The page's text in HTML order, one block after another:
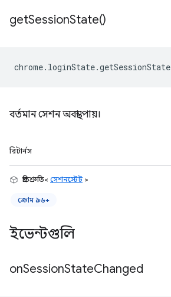
getSessionState()
chrome. loginState.getSessionState
বর্তমান সেশন অবস্থা পায়।
রিটার্নস
প্রতিশ্রুতি< সেশনস্টেট >
ক্রোম ৯৬+
ইভেন্টগুলি
onSessionStateChanged